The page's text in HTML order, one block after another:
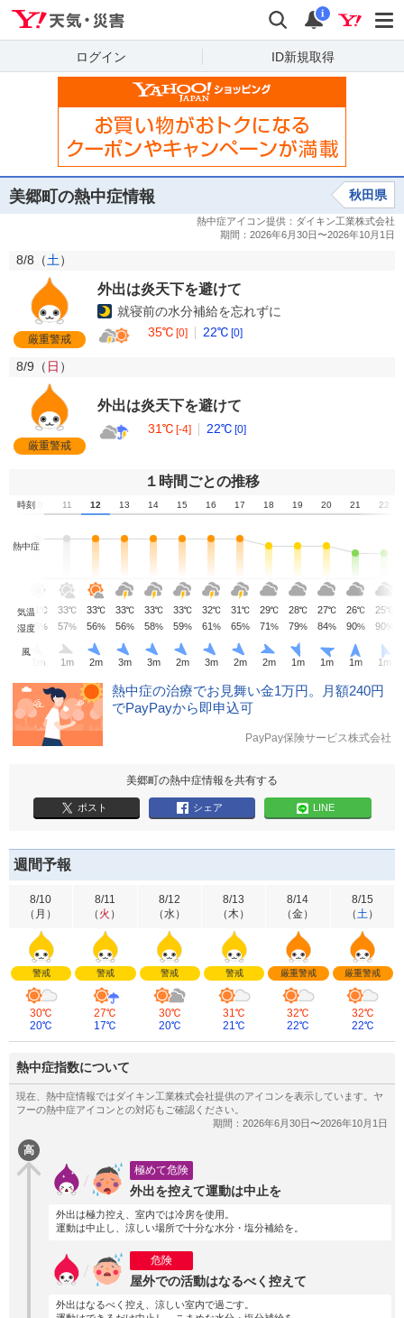
検索 通知
i
ログイン ID新規取得
美郷町の熱中症情報 秋田県
8/8（土）
厳重警戒
外出は炎天下を避けて
就寝前の水分補給を忘れずに
35℃ [0] 22℃ [0]
8/9（ 日 ）
厳重警戒
外出は炎天下を避けて
31℃ [-4] 22℃ [0]
１時間ごとの推移
時刻10 11 12 13 14 15 16 17 18 19 20 21 22
熱中症
気温
℃ 31 ℃ 33℃ 33℃ 33℃ 33℃ 33℃ 32℃ 31℃ 29℃ 28℃ 27℃ 26℃ 25℃
湿度
% 63 % 57% 56% 56% 58% 59% 61% 65% 71% 79% 84% 90% 90%
風
m 1m 2m 3m 3m 2m 3m 2m 2m 1m 1m 1m 1m
熱中症の治療でお見舞い金1万円。月額240円
でPayPayから即申込可
PayPay保険サービス株式会社
美郷町の熱中症情報を共有する
ポスト シェア LINE
週間予報
8/10
（ 月 ）
警戒
30℃
20℃
8/11
（ 火 ）
警戒
27℃
17℃
8/12
（水）
警戒
30℃
20℃
8/13
（木）
警戒
31℃
21℃
8/14
（金）
厳重警戒
32℃
22℃
8/15
（土）
厳重警戒
32℃
22℃
熱中症指数について
高
極めて危険
外出を控えて運動は中止を
外出は極力控え、室内では冷房を使用。
運動は中止し、涼しい場所で十分な水分・塩分補給を。
危険
屋外での活動はなるべく控えて
外出はなるべく控え、涼しい室内で過ごす。